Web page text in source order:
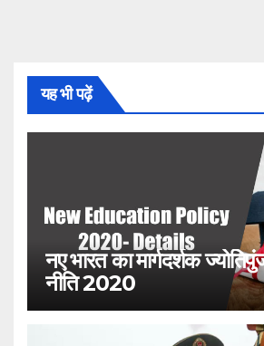
यह भी पढ़ें
नए भारत का मार्गदर्शक
नीति 2020